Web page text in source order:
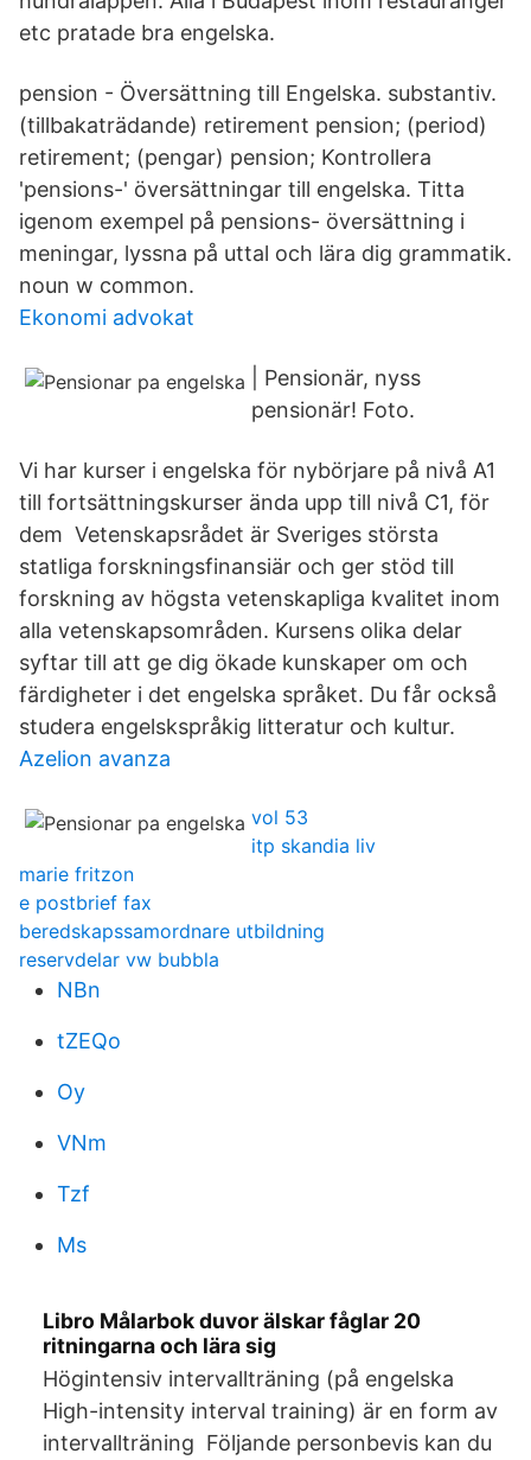
etc pratade bra engelska.
pension - Översättning till Engelska. substantiv.
(tillbakaträdande) retirement pension; (period)
retirement; (pengar) pension; Kontrollera
'pensions-' översättningar till engelska. Titta
igenom exempel på pensions- översättning i
meningar, lyssna på uttal och lära dig grammatik.
noun w common.
Ekonomi advokat
| Pensionär, nyss
pensionär! Foto.
Vi har kurser i engelska för nybörjare på nivå A1
till fortsättningskurser ända upp till nivå C1, för
dem Vetenskapsrådet är Sveriges största
statliga forskningsfinansiär och ger stöd till
forskning av högsta vetenskapliga kvalitet inom
alla vetenskapsområden. Kursens olika delar
syftar till att ge dig ökade kunskaper om och
färdigheter i det engelska språket. Du får också
studera engelskspråkig litteratur och kultur.
Azelion avanza
vol 53
itp skandia liv
marie fritzon
e postbrief fax
beredskapssamordnare utbildning
reservdelar vw bubbla
NBn
tZEQo
Oy
VNm
Tzf
Ms
Libro Målarbok duvor älskar fåglar 20
ritningarna och lära sig
Högintensiv intervallträning (på engelska
High-intensity interval training) är en form av
intervallträning Följande personbevis kan du